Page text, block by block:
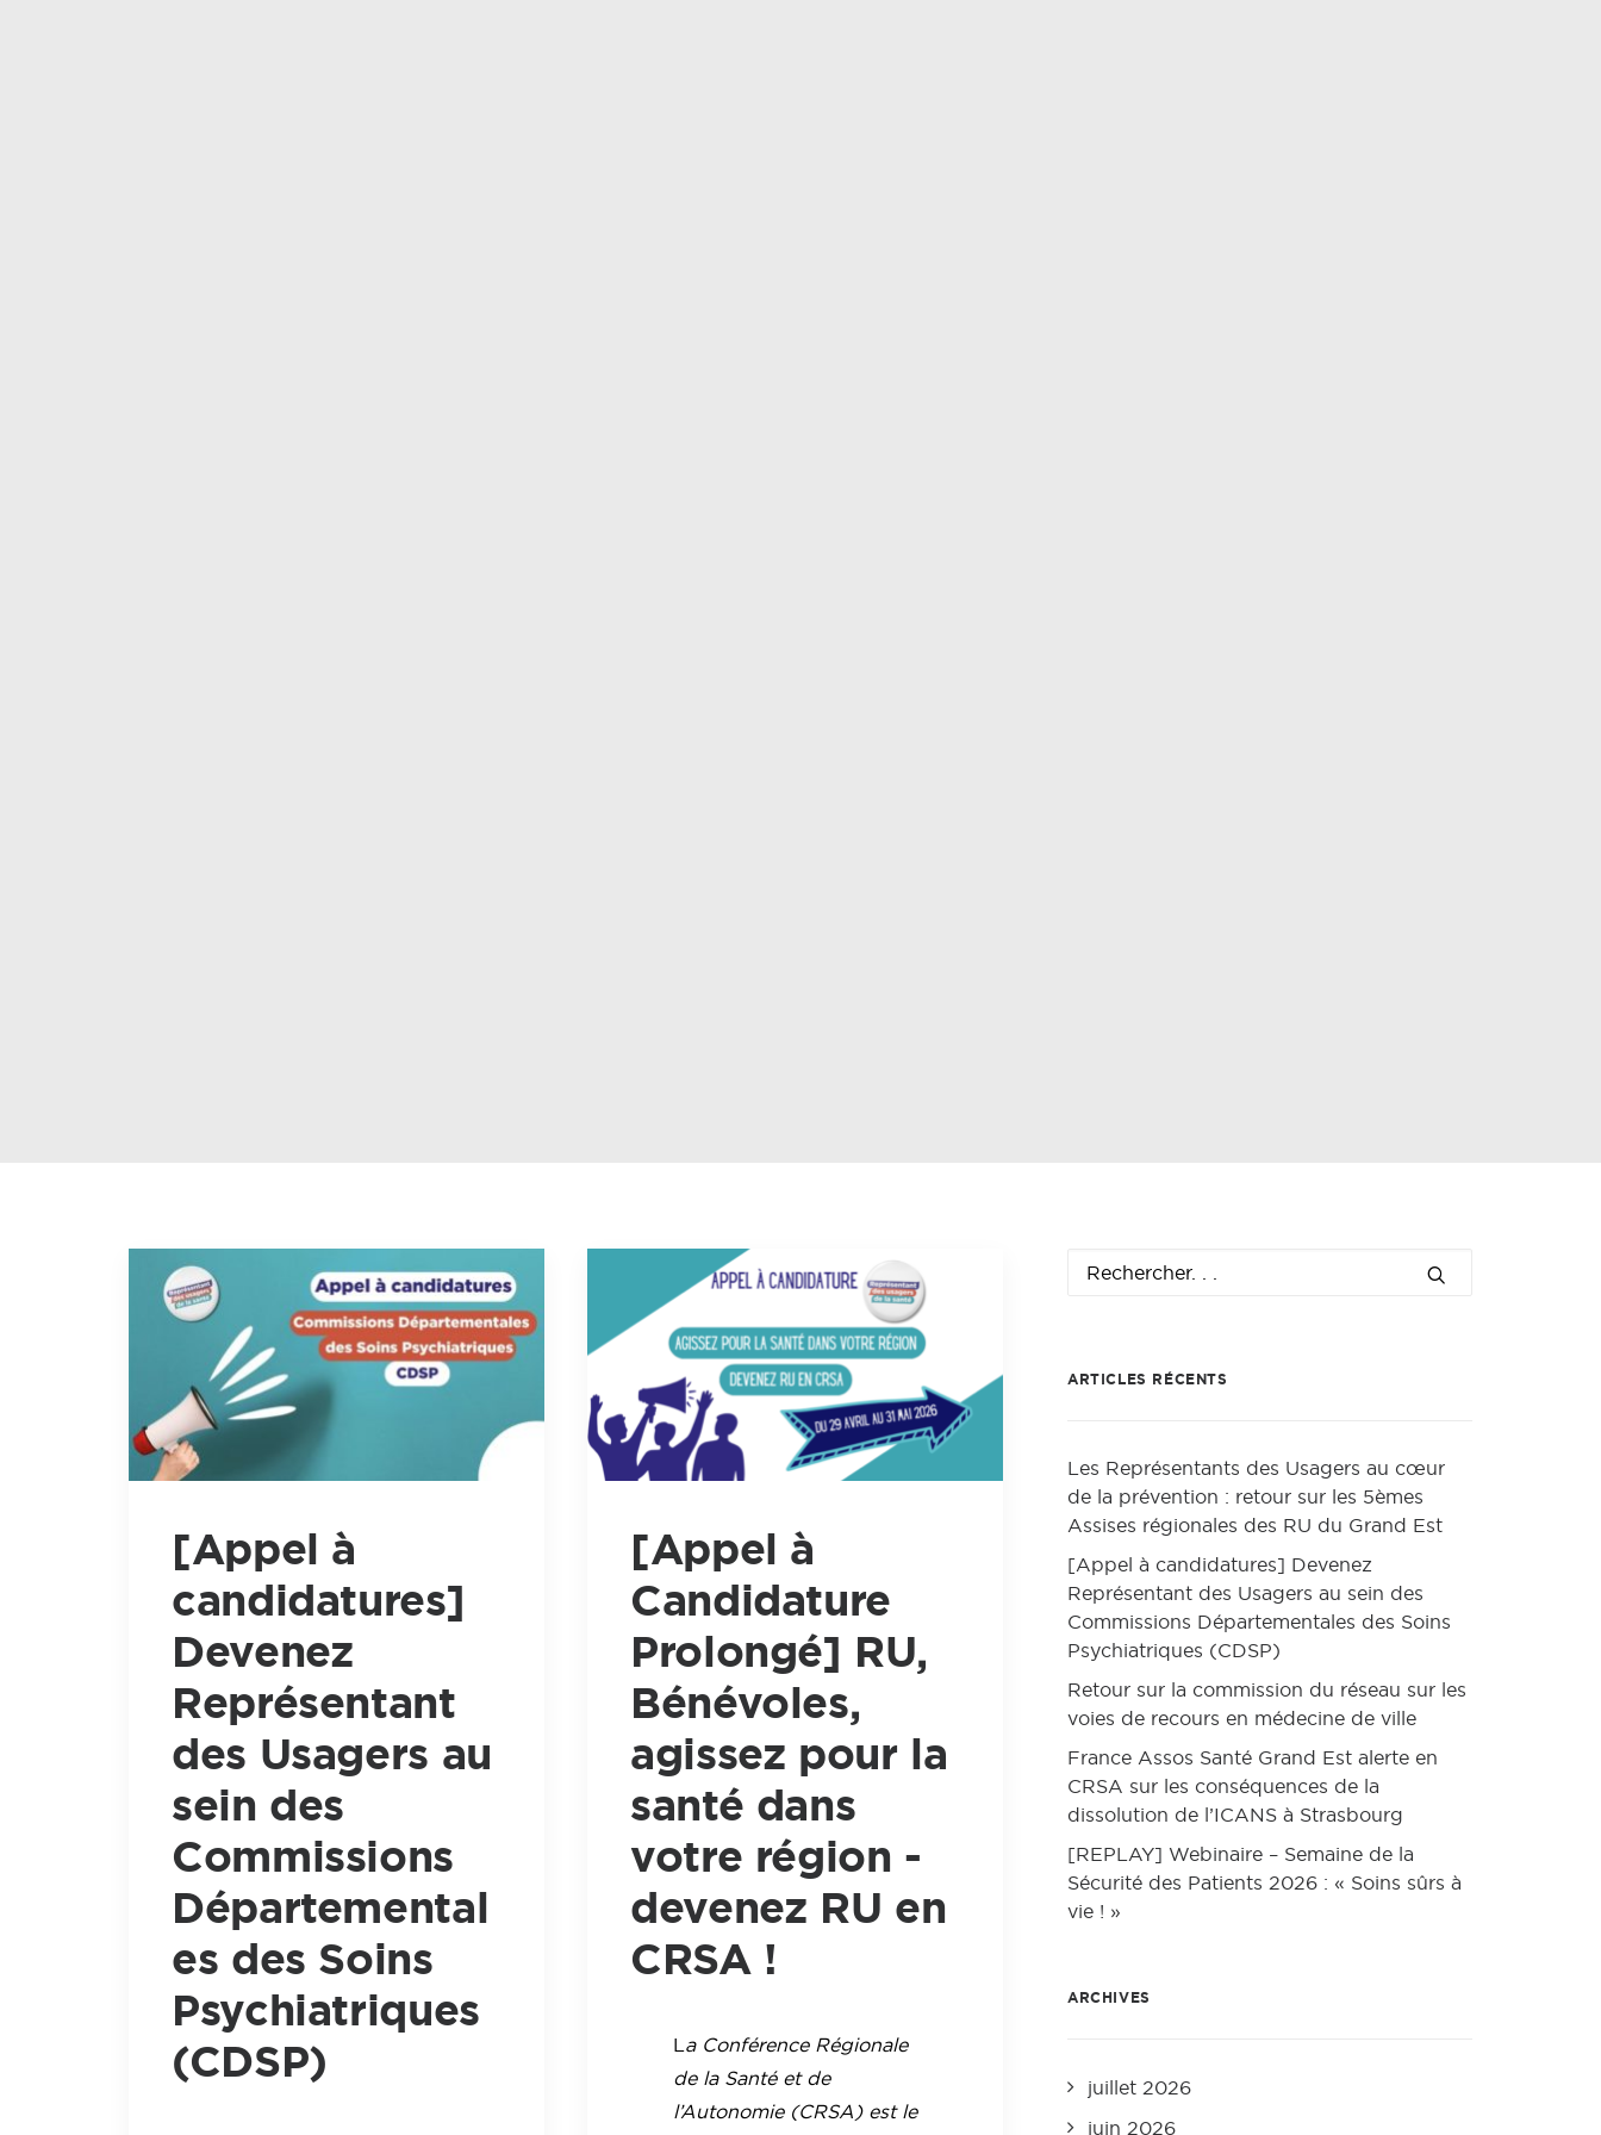
[Appel à
candidatures]
Devenez
Représentant
des Usagers au
sein des
Commissions
Départemental
es des Soins
Psychiatriques
(CDSP)
[Appel à
Candidature
Prolongé] RU,
Bénévoles,
agissez pour la
santé dans
votre région -
devenez RU en
CRSA !
L a Conférence Régionale
de la Santé et de
l’Autonomie (CRSA) est le
ARTICLES RÉCENTS
Les Représentants des Usagers au cœur
de la prévention : retour sur les 5èmes
Assises régionales des RU du Grand Est
[Appel à candidatures] Devenez
Représentant des Usagers au sein des
Commissions Départementales des Soins
Psychiatriques (CDSP)
Retour sur la commission du réseau sur les
voies de recours en médecine de ville
France Assos Santé Grand Est alerte en
CRSA sur les conséquences de la
dissolution de l’ICANS à Strasbourg
[REPLAY] Webinaire – Semaine de la
Sécurité des Patients 2026 : « Soins sûrs à
vie ! »
ARCHIVES
juillet 2026
juin 2026